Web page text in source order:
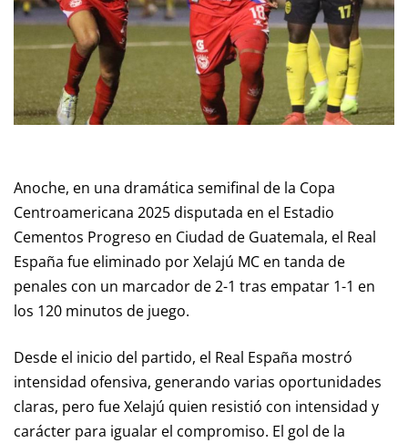
Anoche, en una dramática semifinal de la Copa
Centroamericana 2025 disputada en el Estadio
Cementos Progreso en Ciudad de Guatemala, el Real
España fue eliminado por Xelajú MC en tanda de
penales con un marcador de 2-1 tras empatar 1-1 en
los 120 minutos de juego.
Desde el inicio del partido, el Real España mostró
intensidad ofensiva, generando varias oportunidades
claras, pero fue Xelajú quien resistió con intensidad y
carácter para igualar el compromiso. El gol de la